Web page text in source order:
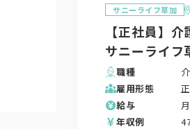
サニーライフ草加
【正社員】
サニーライフ
職種
雇用形態
給与
年収例